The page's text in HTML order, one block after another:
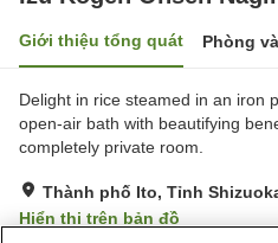
Giới thiệu tổng quát Phòng
Delight in rice steamed in an iron
open-air bath with beautifying
completely private room.
Thành phố Ito, Tỉnh
Hiển thị trên bản đồ